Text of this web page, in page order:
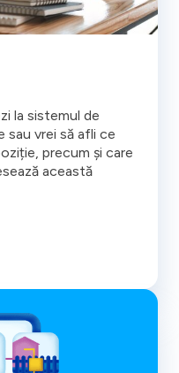
la sistemul de
sau vrei să afli ce
precum și care
această